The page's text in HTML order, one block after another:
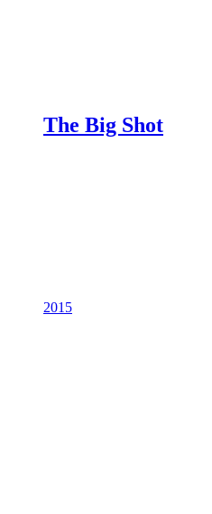
The Big Shot
2015